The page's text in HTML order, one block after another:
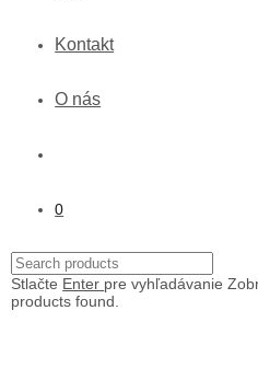
Kontakt
O nás
0
Stlačte Enter pre vyhľadávanie
products found.